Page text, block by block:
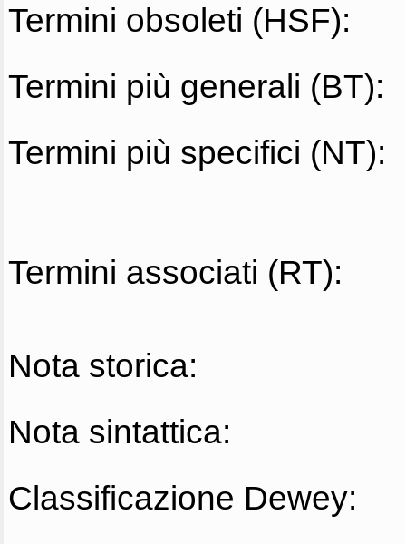
Termini obsoleti (HSF):
Termini più generali (BT):
Termini più specifici (NT):
Termini associati (RT):
Nota storica:
Nota sintattica:
Classificazione Dewey: